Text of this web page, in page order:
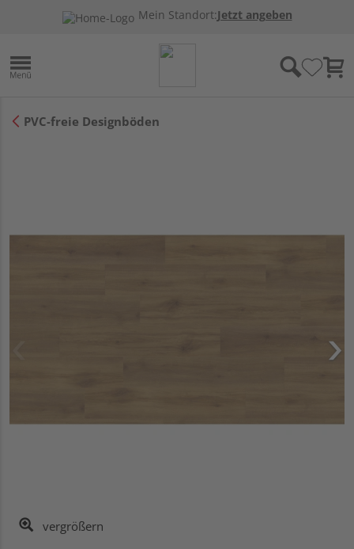
Mein Standort:Jetzt angeben
PVC-freie Designböden
vergrößern